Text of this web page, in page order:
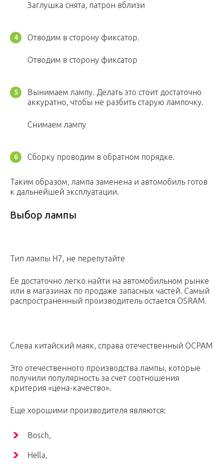
Заглушка снята, патрон вблизи
Отводим в сторону фиксатор.
Отводим в сторону фиксатор
Вынимаем лампу. Делать это стоит достаточно
аккуратно, чтобы не разбить старую лампочку.
Снимаем лампу
Сборку проводим в обратном порядке.
Таким образом, лампа заменена и автомобиль готов
к дальнейшей эксплуатации.
Выбор лампы
Тип лампы H7, не перепутайте
Ее достаточно легко найти на автомобильном рынке
или в магазинах по продаже запасных частей. Самый
распространенный производитель остается OSRAM.
Слева китайский маяк, справа отечественный ОСРАМ
Это отечественного производства лампы, которые
получили популярность за счет соотношения
критерия «цена-качество».
Еще хорошими производителя являются:
Bosch,
Hella,